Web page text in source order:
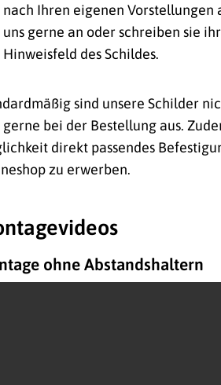
nach Ihren eigenen Vorstellungen
uns gerne an oder schreiben sie
Hinweisfeld des Schildes.
sind unsere Schilder
gerne bei der Bestellung aus.
direkt passendes
zu erwerben.
ohne Abstandshaltern